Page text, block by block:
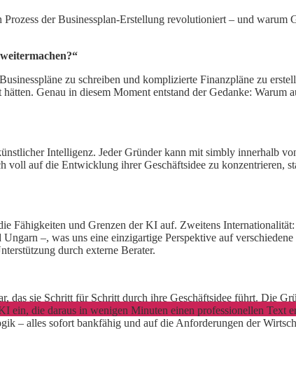
der Businessplan-Erstellung revolutioniert – und warum
zu schreiben und komplizierte Finanzpläne zu
Genau in diesem Moment entstand der Gedanke: Warum
Intelligenz. Jeder Gründer kann mit simbly innerhalb
auf die Entwicklung ihrer Geschäftsidee zu konzentrieren,
Fähigkeiten und Grenzen der KI auf. Zweitens
–, was uns eine einzigartige Perspektive auf
durch externe Berater.
das sie Schritt für Schritt durch ihre Geschäftsidee führt. Die
die daraus in wenigen Minuten einen professionellen Text
– alles sofort bankfähig und auf die Anforderungen der